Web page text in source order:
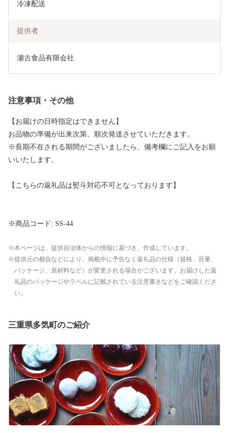
冷凍配送
提供者
瀬古食品有限会社
注意事項・その他
【お届けの日時指定はできません】
お品物の準備が出来次第、順次発送させていただきます。
※長期不在される期間がございましたら、備考欄にご記入をお願
いいたします。
【こちらの返礼品は熨斗対応不可となっております】
※商品コード: SS-44
本ページは、提供自治体からの情報に基づき、作成しています。
提供元の都合などにより、掲載中に予告なく返礼品の仕様（規格、容量、
パッケージ、原材料など）が変更される場合がございます。お届けした返
礼品のパッケージやラベルに記載されている注意書きなどをご確認くださ
い。
三重県多気町のご紹介